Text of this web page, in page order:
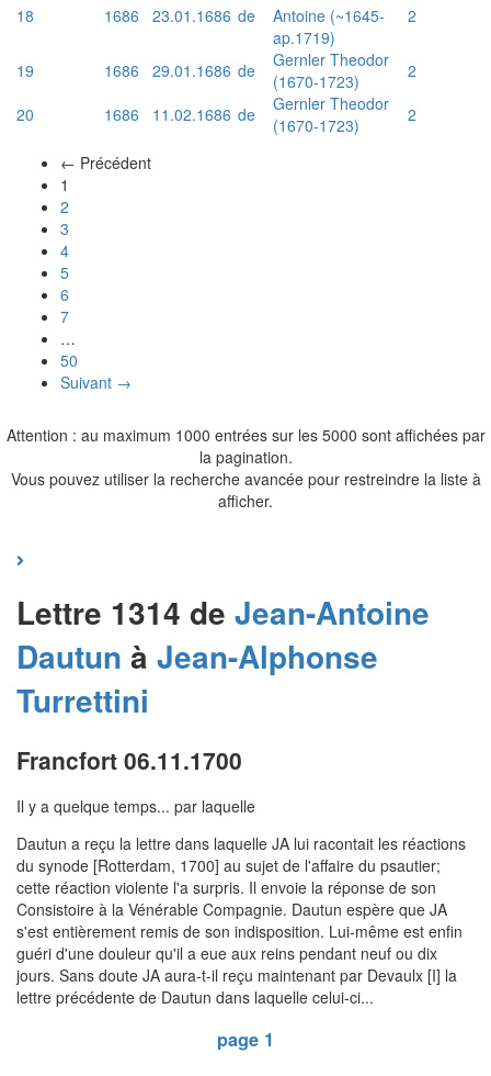
18 1686 23.01.1686 de
Antoine (~1645-
ap.1719)
2
19 1686 29.01.1686 de
Gernler Theodor
(1670-1723)
2
20
1686 11.02.1686 de
Gernler Theodor
(1670-1723)
2
← Précédent
1
2
3
4
5
6
7
…
50
Suivant →
Attention : au maximum 1000 entrées sur les 5000 sont affichées par
la pagination.
Vous pouvez utiliser la recherche avancée pour restreindre la liste à
afficher.
Lettre 1314 de Jean-Antoine
Dautun à Jean-Alphonse
Turrettini
Francfort 06.11.1700
Il y a quelque temps... par laquelle
Dautun a reçu la lettre dans laquelle JA lui racontait les réactions
du synode [Rotterdam, 1700] au sujet de l'affaire du psautier;
cette réaction violente l'a surpris. Il envoie la réponse de son
Consistoire à la Vénérable Compagnie. Dautun espère que JA
s'est entièrement remis de son indisposition. Lui-même est enfin
guéri d'une douleur qu'il a eue aux reins pendant neuf ou dix
jours. Sans doute JA aura-t-il reçu maintenant par Devaulx [I] la
lettre précédente de Dautun dans laquelle celui-ci...
page 1